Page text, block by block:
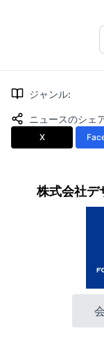
ジャンル:
ニュースのシェ
X
株式会社デ